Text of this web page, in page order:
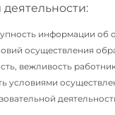
информации об
осуществления
вежливость
условиями